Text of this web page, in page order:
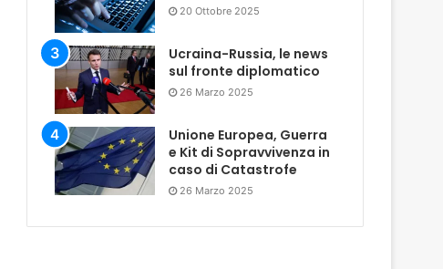
20 Ottobre 2025
Ucraina-Russia, le news
sul fronte diplomatico
26 Marzo 2025
Unione Europea, Guerra
e Kit di Sopravvivenza in
caso di Catastrofe
26 Marzo 2025